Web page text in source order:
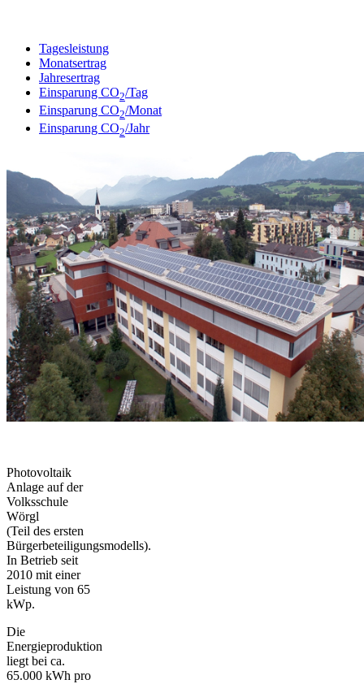
Tagesleistung
Monatsertrag
Jahresertrag
Einsparung CO2/Tag
Einsparung CO2/Monat
Einsparung CO2/Jahr
Photovoltaik
Anlage auf der
Volksschule
Wörgl
(Teil des ersten
Bürgerbeteiligungsmodells).
In Betrieb seit
2010 mit einer
Leistung von 65
kWp.
Die
Energieproduktion
liegt bei ca.
65.000 kWh pro